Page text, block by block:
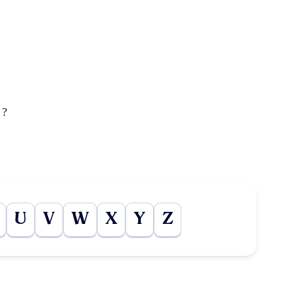
?
U V W X Y Z